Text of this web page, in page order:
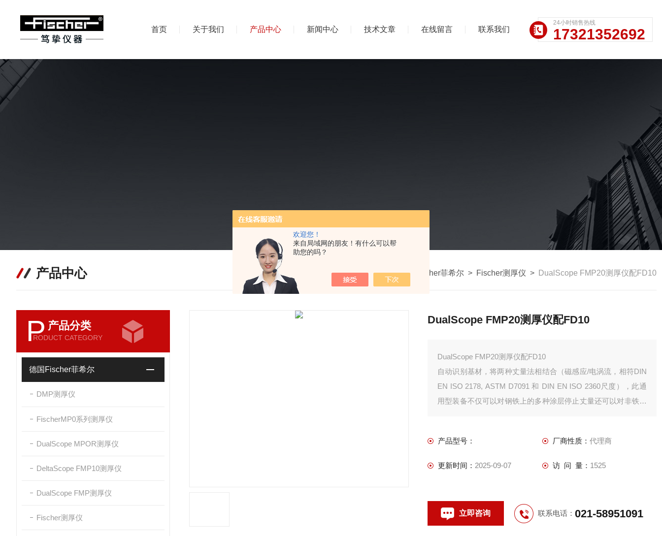
欢迎您！
来自局域网的朋友！有什么可以帮
助您的吗？
首页 关于我们 产品中心 新闻中心 技术文章 在线留言 联系我们
24小时销售热线
17321352692
产品中心 首页>产品中心>德国Fischer菲希尔 > Fischer测厚仪 > DualScope FMP20测厚仪配FD10
P 产品分类
RODUCT CATEGORY
德国Fischer菲希尔
DMP测厚仪
FischerMP0系列测厚仪
DualScope MPOR测厚仪
DeltaScope FMP10测厚仪
DualScope FMP测厚仪
Fischer测厚仪
DualScope FMP20测厚仪配FD10
DualScope FMP20测厚仪配FD10
自动识别基材，将两种丈量法相结合（磁感应/电涡流，相符DIN
EN ISO 2178, ASTM D7091 和 DIN EN ISO 2360尺度），此通
用型装备不仅可以对钢铁上的多种涂层停止丈量还可以对非铁金
产品型号： 厂商性质： 代理商
更新时间： 2025-09-07 访 问 量： 1525
立即咨询 联系电话： 021-58951091